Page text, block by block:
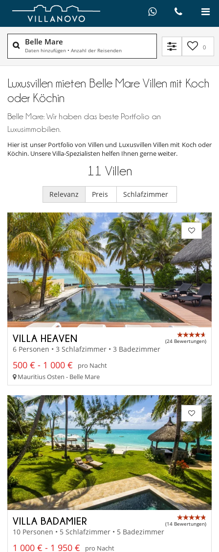
Belle Mare
Daten hinzufügen • Anzahl der Reisenden 0
Luxusvillen mieten Belle Mare Villen mit Koch
oder Köchin
Belle Mare: Wir haben das beste Portfolio an
Luxusimmobilien.
Hier ist unser Portfolio von Villen und Luxusvillen Villen mit Koch oder
Köchin. Unsere Villa-Spezialisten helfen Ihnen gerne weiter.
11 Villen
Relevanz Preis Schlafzimmer
VILLA HEAVEN (24 Bewertungen)
6 Personen • 3 Schlafzimmer • 3 Badezimmer
500 € - 1 000 €
pro Nacht
Mauritius Osten - Belle Mare
VILLA BADAMIER (14 Bewertungen)
10 Personen • 5 Schlafzimmer • 5 Badezimmer
1 000 € - 1 950 €
pro Nacht